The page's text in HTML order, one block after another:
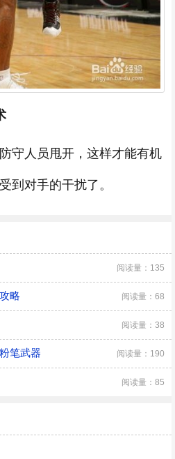
守人员甩开，这样才能有机
到对手的干扰了。
阅读量：135
略 阅读量：68
阅读量：38
笔武器 阅读量：190
阅读量：85